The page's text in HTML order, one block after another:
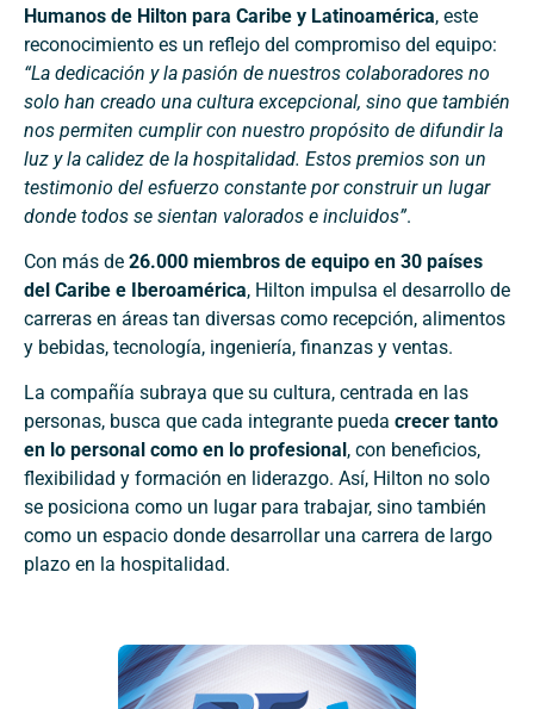
Humanos de Hilton para Caribe y Latinoamérica, este
reconocimiento es un reflejo del compromiso del equipo:
“La dedicación y la pasión de nuestros colaboradores no
solo han creado una cultura excepcional, sino que también
nos permiten cumplir con nuestro propósito de difundir la
luz y la calidez de la hospitalidad. Estos premios son un
testimonio del esfuerzo constante por construir un lugar
donde todos se sientan valorados e incluidos”.
Con más de 26.000 miembros de equipo en 30 países
del Caribe e Iberoamérica, Hilton impulsa el desarrollo de
carreras en áreas tan diversas como recepción, alimentos
y bebidas, tecnología, ingeniería, finanzas y ventas.
La compañía subraya que su cultura, centrada en las
personas, busca que cada integrante pueda crecer tanto
en lo personal como en lo profesional , con beneficios,
flexibilidad y formación en liderazgo. Así, Hilton no solo
se posiciona como un lugar para trabajar, sino también
como un espacio donde desarrollar una carrera de largo
plazo en la hospitalidad.